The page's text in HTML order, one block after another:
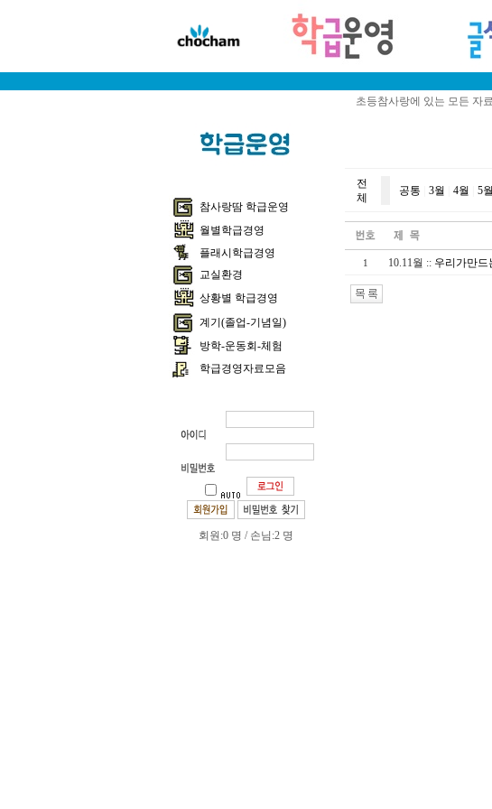
초등참사랑에 있는 모든 자
참사랑땀 학급운영
월별학급경영
플래시학급경영
교실환경
상황별 학급경영
계기(졸업-기념일)
방학-운동회-체험
학급경영자료모음
회원:0 명 / 손님:2 명
전
체
공통 3월 4월 5월
1 10.11월 :: 우리가만드